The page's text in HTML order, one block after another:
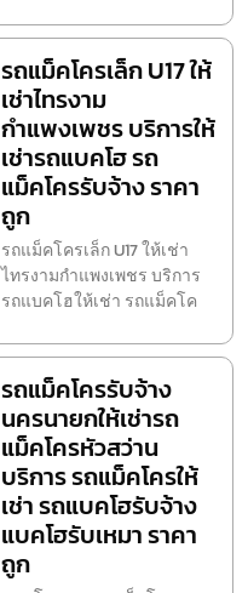
รถแม็คโครเล็ก U17 ให้
เช่าไทรงาม
กำแพงเพชร บริการให้
เช่ารถแบคโฮ รถ
แม็คโครรับจ้าง ราคา
ถูก
รถแม็คโครเล็ก U17 ให้เช่า
ไทรงามกำแพงเพชร บริการ
รถแบคโฮให้เช่า รถแม็คโค
รถแม็คโครรับจ้าง
นครนายกให้เช่ารถ
แม็คโครหัวสว่าน
บริการ รถแม็คโครให้
เช่า รถแบคโฮรับจ้าง
แบคโฮรับเหมา ราคา
ถูก